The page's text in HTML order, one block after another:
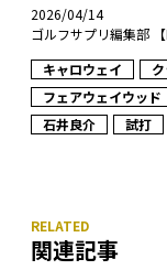
2026/04/14
ゴルフサプリ編集部 【
キャロウェイ
フェアウェイウッド
石井良介
試打
関連記事